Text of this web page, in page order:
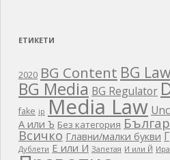
ЕТИКЕТИ
2020 BG Content BG
BG Media BG Regulator
fake ip Media Law
А или Ъ Без категория
Всичко Главни/малки букви
Дублети Е или И Запетая И или Й